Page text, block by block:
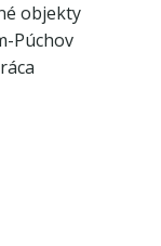
objekty
Púchov